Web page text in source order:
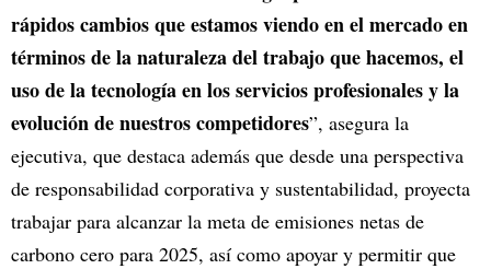
rápidos cambios que estamos viendo en el mercado en
términos de la naturaleza del trabajo que hacemos, el
uso de la tecnología en los servicios profesionales y la
evolución de nuestros competidores”, asegura la
ejecutiva, que destaca además que desde una perspectiva
de responsabilidad corporativa y sustentabilidad, proyecta
trabajar para alcanzar la meta de emisiones netas de
carbono cero para 2025, así como apoyar y permitir que